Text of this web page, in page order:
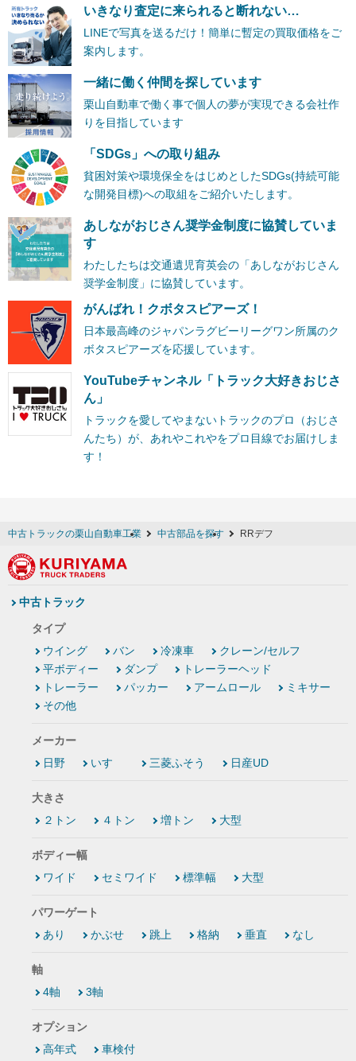
いきなり査定に来られると断れない…
LINEで写真を送るだけ！簡単に暫定の買取価格をご
案内します。
一緒に働く仲間を探しています
栗山自動車で働く事で個人の夢が実現できる会社作
りを目指しています
「SDGs」への取り組み
貧困対策や環境保全をはじめとしたSDGs(持続可能
な開発目標)への取組をご紹介いたします。
あしながおじさん奨学金制度に協賛していま
す
わたしたちは交通遺児育英会の「あしながおじさん
奨学金制度」に協賛しています。
がんばれ！クボタスピアーズ！
日本最高峰のジャパンラグビーリーグワン所属のク
ボタスピアーズを応援しています。
YouTubeチャンネル「トラック大好きおじさ
ん」
トラックを愛してやまないトラックのプロ（おじさ
んたち）が、あれやこれやをプロ目線でお届けしま
す！
中古トラックの栗山自動車工業 中古部品を探す RRデフ
中古トラック
タイプ
ウイング
バン 冷凍車
クレーン/セルフ
平ボディー
ダンプ
トレーラーヘッド
トレーラー
パッカー アームロール
ミキサー
その他
メーカー
日野
いすゞ 三菱ふそう 日産UD
大きさ
２トン
４トン 増トン 大型
ボディー幅
ワイド
セミワイド 標準幅 大型
パワーゲート
あり
かぶせ 跳上 格納 垂直 なし
軸
4軸
3軸
オプション
高年式
車検付